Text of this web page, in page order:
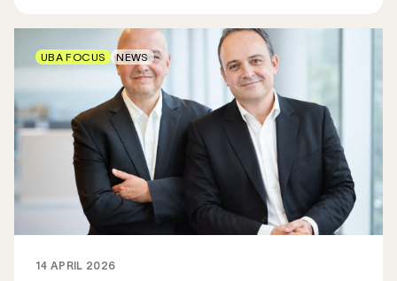
14 APRIL 2026
UBA FOCUS NEWS